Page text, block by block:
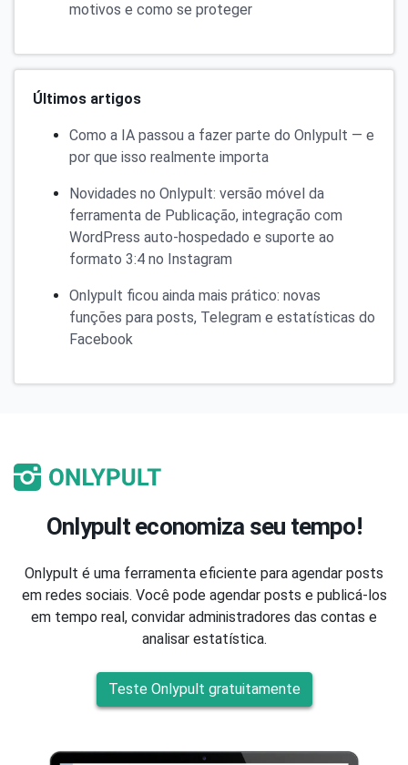
motivos e como se proteger
Últimos artigos
Como a IA passou a fazer parte do Onlypult — e
por que isso realmente importa
Novidades no Onlypult: versão móvel da
ferramenta de Publicação, integração com
WordPress auto-hospedado e suporte ao
formato 3:4 no Instagram
Onlypult ficou ainda mais prático: novas
funções para posts, Telegram e estatísticas do
Facebook
Onlypult economiza seu tempo!
Onlypult é uma ferramenta eficiente para agendar posts
em redes sociais. Você pode agendar posts e publicá-los
em tempo real, convidar administradores das contas e
analisar estatística.
Teste Onlypult gratuitamente